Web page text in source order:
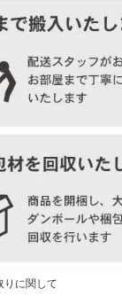
りに関して